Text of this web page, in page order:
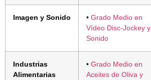
Imagen y Sonido • Grado Medio en
Vídeo Disc-Jockey y
Sonido
Industrias
Alimentarias
• Grado Medio en
Aceites de Oliva y